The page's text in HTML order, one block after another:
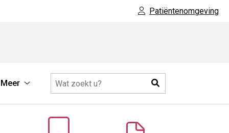
Patiëntenomgeving
Meer
submenu
Zoeken